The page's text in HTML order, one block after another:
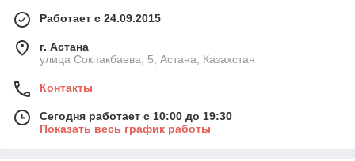
Работает с 24.09.2015
г. Астана
улица Сокпакбаева, 5, Астана, Казахстан
Контакты
Сегодня работает с 10:00 до 19:30
Показать весь график работы